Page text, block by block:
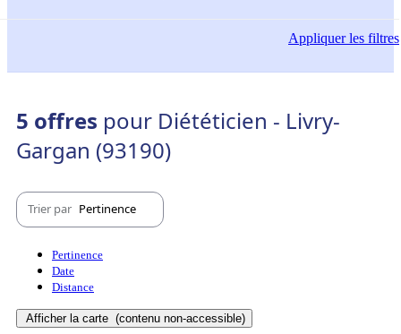
Appliquerles filtres
5 offres pour Diététicien - Livry-
Gargan (93190)
Trier par Pertinence
Pertinence
Date
Distance
Afficher la carte (contenu non-accessible)